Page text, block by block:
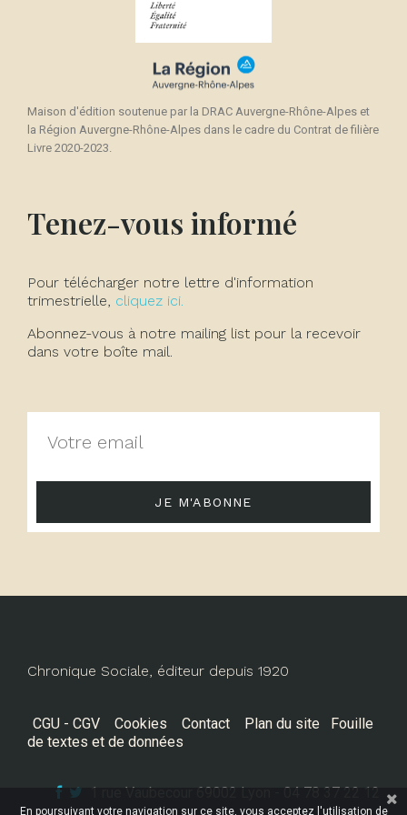
Maison d'édition soutenue par la DRAC Auvergne-Rhône-Alpes et
la Région Auvergne-Rhône-Alpes dans le cadre du Contrat de filière
Livre 2020-2023.
Tenez-vous informé
Pour télécharger notre lettre d'information
trimestrielle, cliquez ici.
Abonnez-vous à notre mailing list pour la recevoir
dans votre boîte mail.
JE M'ABONNE
Chronique Sociale, éditeur depuis 1920
CGU - CGV Cookies Contact Plan du site
Fouille
de textes et de données
1 rue Vaubecour 69002 Lyon - 04 78 37 22 12
En poursuivant votre navigation sur ce site, vous acceptez l'utilisation de